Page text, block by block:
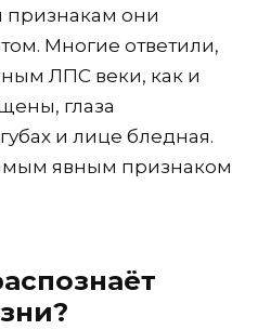
признакам они
Многие ответили,
ЛПС веки, как и
глаза
и лице бледная.
явным признаком